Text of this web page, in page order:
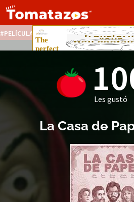
PELÍCULAS STREAMING GRATIS
Les gustó
La Casa de